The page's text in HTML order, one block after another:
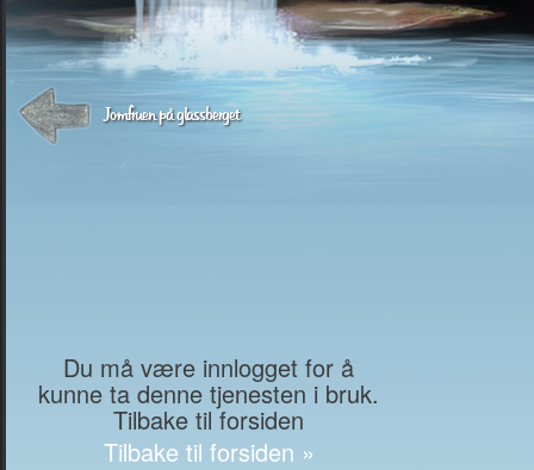
Jomfruen på glassberget
Du må være innlogget for å
kunne ta denne tjenesten i bruk.
Tilbake til forsiden
Tilbake til forsiden »